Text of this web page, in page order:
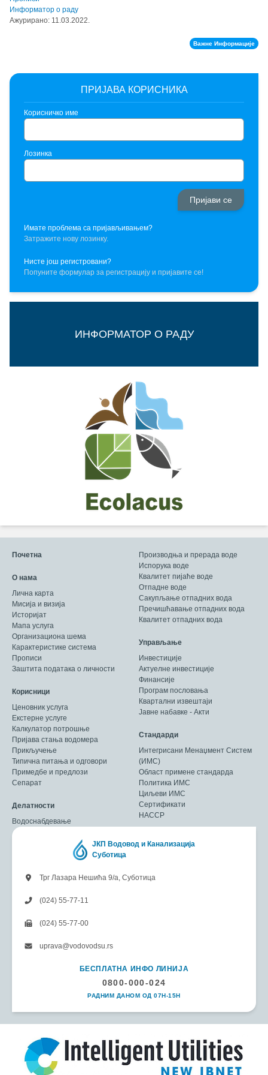
Информатор о раду
Ажурирано: 11.03.2022.
Важне Информације
ПРИЈАВА КОРИСНИКА
Корисничко име
Лозинка
Имате проблема са пријављивањем?
Затражите нову лозинку.
Нисте још регистровани?
Попуните формулар за регистрацију и пријавите се!
ИНФОРМАТОР О РАДУ
Почетна
О нама
Лична карта
Мисија и визија
Историјат
Мапа услуга
Организациона шема
Карактеристике система
Прописи
Заштита података о личности
Корисници
Ценовник услуга
Екстерне услуге
Калкулатор потрошње
Пријава стања водомера
Прикључење
Типична питања и одговори
Примедбе и предлози
Сепарат
Делатности
Водоснабдевање
Производња и прерада воде
Испорука воде
Квалитет пијаће воде
Отпадне воде
Сакупљање отпадних вода
Пречишћавање отпадних вода
Квалитет отпадних вода
Управљање
Инвестиције
Актуелне инвестиције
Финансије
Програм пословања
Квартални извештаји
Јавне набавке - Акти
Стандарди
Интегрисани Менаџмент Систем
(ИМС)
Област примене стандарда
Политика ИМС
Циљеви ИМС
Сертификати
HACCP
ЈКП Водовод и Канализација
Суботица
Трг Лазара Нешића 9/а, Суботица
(024) 55-77-11
(024) 55-77-00
uprava@vodovodsu.rs
БЕСПЛАТНА ИНФО ЛИНИЈА
0800-000-024
РАДНИМ ДАНОМ ОД 07H-15H